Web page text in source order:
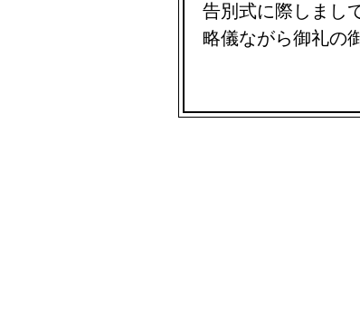
告別式に際しまし
略儀ながら御礼の